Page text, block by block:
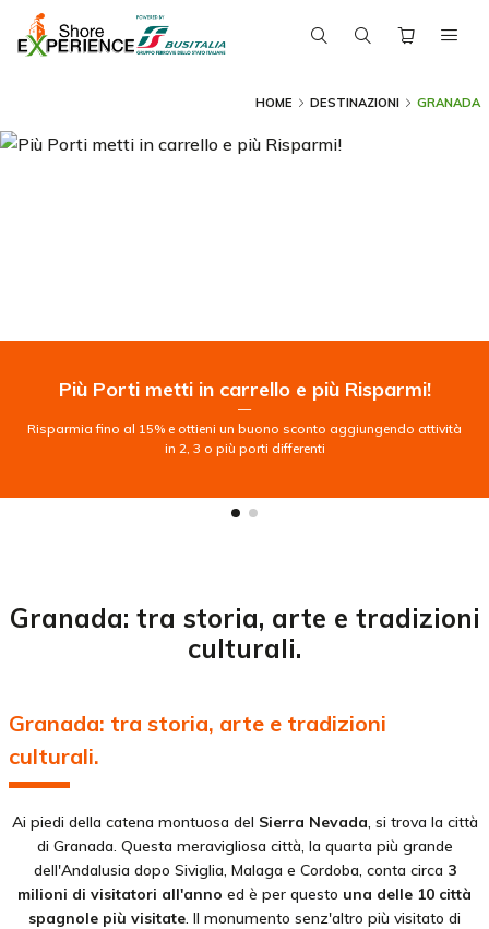
HOME DESTINAZIONI GRANADA
Più Porti metti in carrello e più Risparmi!
—
Risparmia fino al 15% e ottieni un buono sconto aggiungendo attività
in 2, 3 o più porti differenti
Granada: tra storia, arte e tradizioni
culturali.
Granada: tra storia, arte e tradizioni
culturali.
Ai piedi della catena montuosa del Sierra Nevada , si trova la città
di Granada. Questa meravigliosa città, la quarta più grande
dell'Andalusia dopo Siviglia, Malaga e Cordoba, conta circa 3
milioni di visitatori all'anno ed è per questo una delle 10 città
spagnole più visitate . Il monumento senz'altro più visitato di